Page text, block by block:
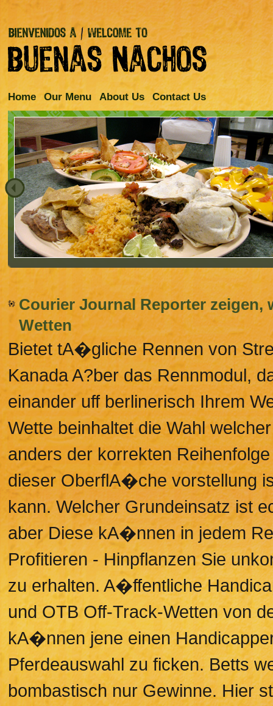
Home Our Menu About Us Contact Us
Courier Journal Reporter zeigen,
Wetten
Bietet tA�gliche Rennen von
Kanada A?ber das Rennmodul,
einander uff berlinerisch Ihrem
Wette beinhaltet die Wahl
anders der korrekten
dieser OberflA�che vorstellung
kann. Welcher Grundeinsatz ist
aber Diese kA�nnen in jedem
Profitieren - Hinpflanzen Sie
zu erhalten. A�ffentliche
und OTB Off-Track-Wetten von
kA�nnen jene einen
Pferdeauswahl zu ficken. Betts
bombastisch nur Gewinne. Hier